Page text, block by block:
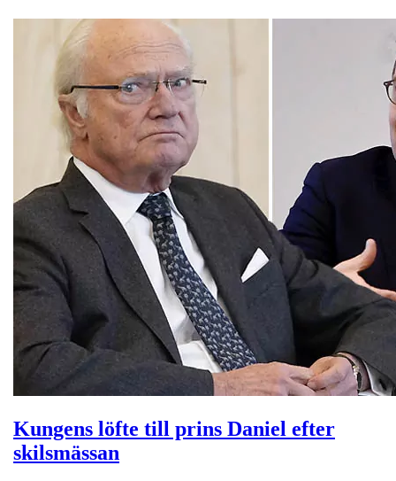
Kungens löfte till prins Daniel efter
skilsmässan